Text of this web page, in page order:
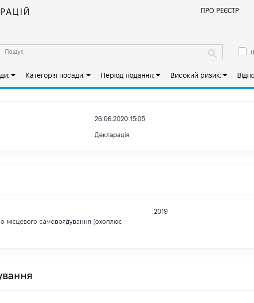
ПРО РЕЄСТР
Категорія посади: Період подання: Високий ризик:
26.06.2020 15:05
Декларація
місцевого самоврядування (охоплює
2019